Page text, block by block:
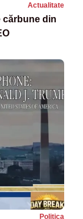
Actualitate
cărbune din
Politica